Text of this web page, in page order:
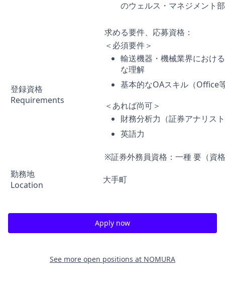
のウェルス・マネジメント
登録資格
Requirements
求める要件、応募資格：
＜必須要件＞
輸送機器・機械業界におけ
な理解
基本的なOAスキル（Office
＜あれば尚可＞
財務分析力（証券アナリス
英語力
※証券外務員資格：一種 要（資
勤務地
Location
大手町
Apply now
See more open positions at NOMURA